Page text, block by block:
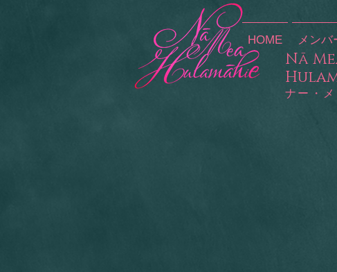
HOME メンバ
​Nā
ナー・